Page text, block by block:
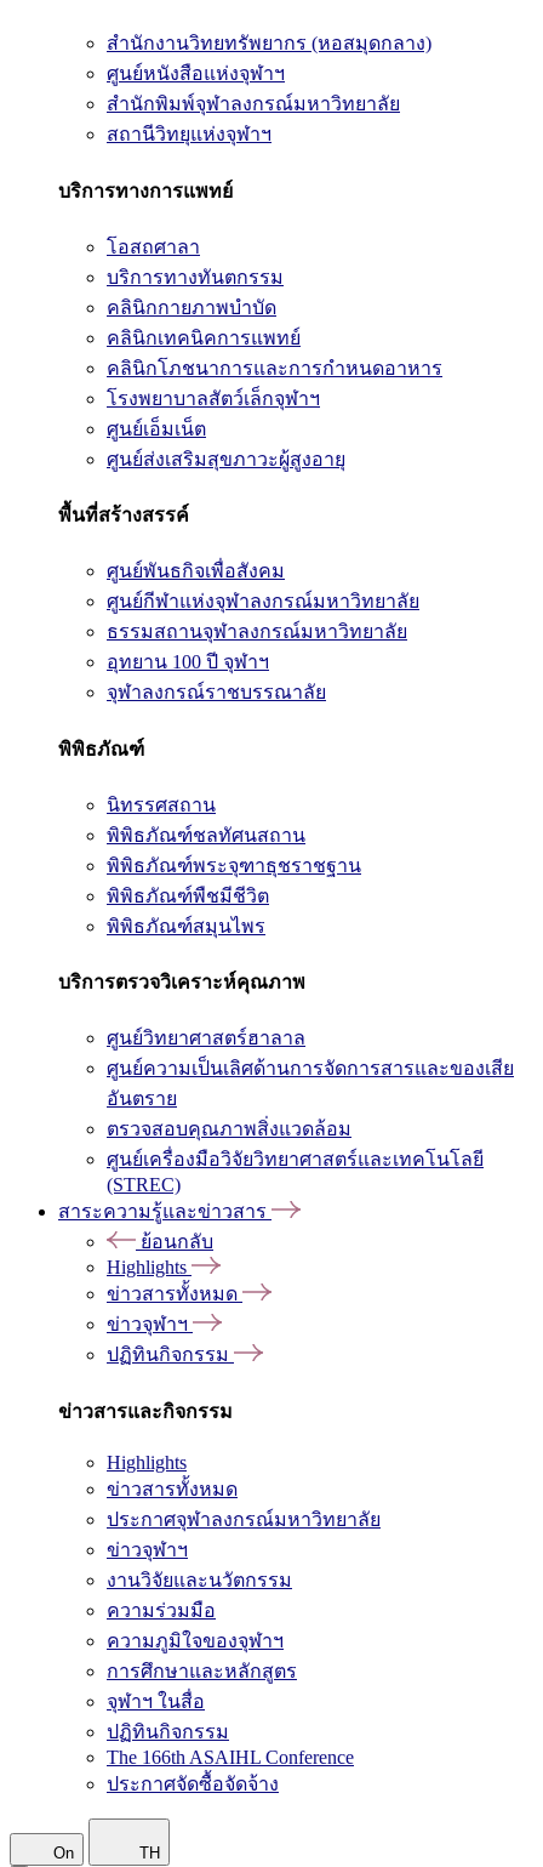
สำนักงานวิทยทรัพยากร (หอสมุดกลาง)
ศูนย์หนังสือแห่งจุฬาฯ
สำนักพิมพ์จุฬาลงกรณ์มหาวิทยาลัย
สถานีวิทยุแห่งจุฬาฯ
บริการทางการแพทย์
โอสถศาลา
บริการทางทันตกรรม
คลินิกกายภาพบำบัด
คลินิกเทคนิคการแพทย์
คลินิกโภชนาการและการกำหนดอาหาร
โรงพยาบาลสัตว์เล็กจุฬาฯ
ศูนย์เอ็มเน็ต
ศูนย์ส่งเสริมสุขภาวะผู้สูงอายุ
พื้นที่สร้างสรรค์
ศูนย์พันธกิจเพื่อสังคม
ศูนย์กีฬาแห่งจุฬาลงกรณ์มหาวิทยาลัย
ธรรมสถานจุฬาลงกรณ์มหาวิทยาลัย
อุทยาน 100 ปี จุฬาฯ
จุฬาลงกรณ์ราชบรรณาลัย
พิพิธภัณฑ์
นิทรรศสถาน
พิพิธภัณฑ์ชลทัศนสถาน
พิพิธภัณฑ์พระจุฑาธุชราชฐาน
พิพิธภัณฑ์พืชมีชีวิต
พิพิธภัณฑ์สมุนไพร
บริการตรวจวิเคราะห์คุณภาพ
ศูนย์วิทยาศาสตร์ฮาลาล
ศูนย์ความเป็นเลิศด้านการจัดการสารและของเสีย
อันตราย
ตรวจสอบคุณภาพสิ่งแวดล้อม
ศูนย์เครื่องมือวิจัยวิทยาศาสตร์และเทคโนโลยี
(STREC)
สาระความรู้และข่าวสาร
ย้อนกลับ
Highlights
ข่าวสารทั้งหมด
ข่าวจุฬาฯ
ปฏิทินกิจกรรม
ข่าวสารและกิจกรรม
Highlights
ข่าวสารทั้งหมด
ประกาศจุฬาลงกรณ์มหาวิทยาลัย
ข่าวจุฬาฯ
งานวิจัยและนวัตกรรม
ความร่วมมือ
ความภูมิใจของจุฬาฯ
การศึกษาและหลักสูตร
จุฬาฯ ในสื่อ
ปฏิทินกิจกรรม
The 166th ASAIHL Conference
ประกาศจัดซื้อจัดจ้าง
On TH